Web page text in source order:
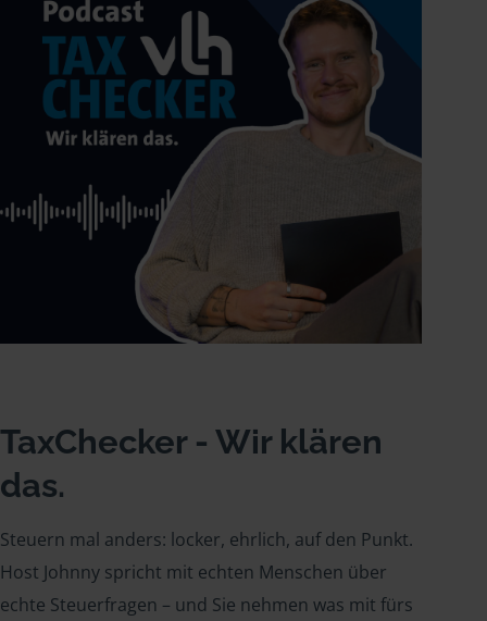
TaxChecker - Wir klären
das.
Steuern mal anders: locker, ehrlich, auf den Punkt.
Host Johnny spricht mit echten Menschen über
echte Steuerfragen – und Sie nehmen was mit fürs